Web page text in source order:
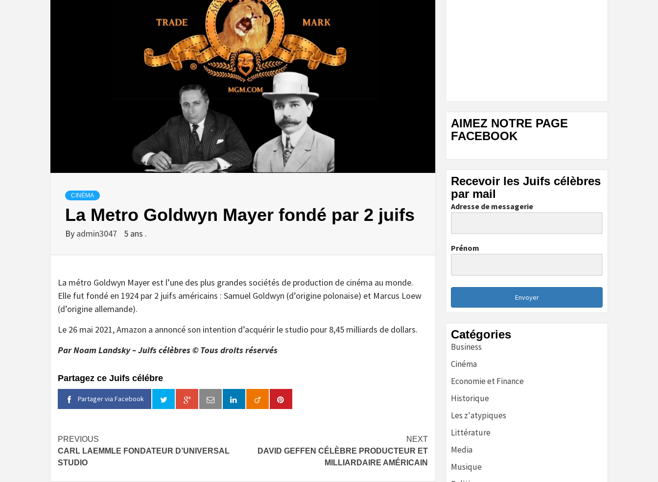
CINÉMA
La Metro Goldwyn Mayer fondé par 2 juifs
By admin3047 5 ans .
La métro Goldwyn Mayer est l’une des plus grandes sociétés de production de cinéma au monde.
Elle fut fondé en 1924 par 2 juifs américains : Samuel Goldwyn (d’origine polonaise) et Marcus Loew
(d’origine allemande).
Le 26 mai 2021, Amazon a annoncé son intention d’acquérir le studio pour 8,45 milliards de dollars.
Par Noam Landsky – Juifs célèbres © Tous droits réservés
Partagez ce Juifs célébre
Partager via Facebook
Continue
Reading
PREVIOUS
CARL LAEMMLE FONDATEUR D’UNIVERSAL
STUDIO
NEXT
DAVID GEFFEN CÉLÈBRE PRODUCTEUR ET
MILLIARDAIRE AMÉRICAIN
AIMEZ NOTRE PAGE
FACEBOOK
Recevoir les Juifs célèbres
par mail
Adresse de messagerie
Prénom
Envoyer
Catégories
Business
Cinéma
Economie et Finance
Historique
Les z'atypiques
Littérature
Media
Musique